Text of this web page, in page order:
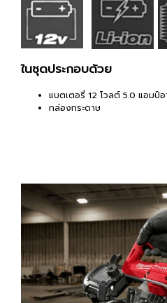
ในชุดประกอบด้วย
แบตเตอรี่ 12 โวลต์ 5.0 แอมป์อ
กล่องกระดาษ